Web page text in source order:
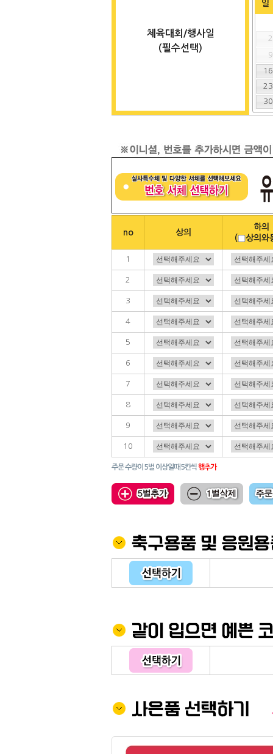
체육대회/행사일
(필수선택)
일
2
9
16
23
30
no 상의
하의
(
상의와
1
2
3
4
5
6
7
8
9
10
주문 수량이 5벌 이상일때 5칸씩행추가